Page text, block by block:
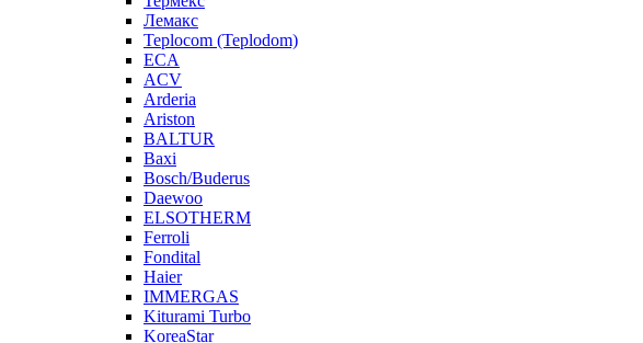
Лемакс
Teplocom (Teplodom)
ECA
ACV
Arderia
Ariston
BALTUR
Baxi
Bosch/Buderus
Daewoo
ELSOTHERM
Ferroli
Fondital
Haier
IMMERGAS
Kiturami Turbo
KoreaStar